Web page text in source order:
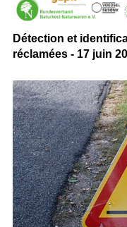
Détection et
réclamées - 17 juin